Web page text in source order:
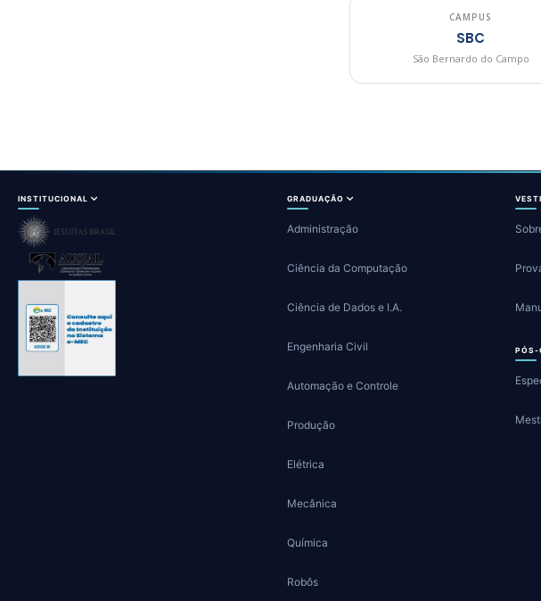
CAMPUS
SBC
São Bernardo do Campo
INSTITUCIONAL GRADUAÇÃO
Administração
Ciência da Computação
Ciência de Dados e I.A.
Engenharia Civil
Automação e Controle
Produção
Elétrica
Mecânica
Química
Robôs
PÓS-